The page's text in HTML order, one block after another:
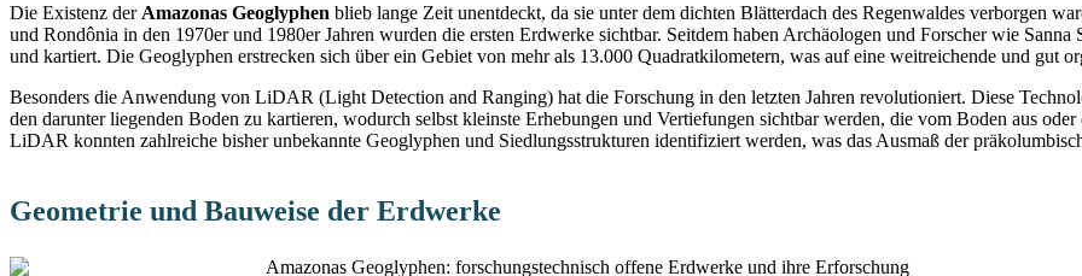
Die Existenz der Amazonas Geoglyphen blieb lange Zeit unentdeckt, da sie unter dem dichten Blätterdach des Regenwaldes verborgen
und Rondônia in den 1970er und 1980er Jahren wurden die ersten Erdwerke sichtbar. Seitdem haben Archäologen und Forscher wie
und kartiert. Die Geoglyphen erstrecken sich über ein Gebiet von mehr als 13.000 Quadratkilometern, was auf eine weitreichende und gut
Besonders die Anwendung von LiDAR (Light Detection and Ranging) hat die Forschung in den letzten Jahren revolutioniert. Diese
den darunter liegenden Boden zu kartieren, wodurch selbst kleinste Erhebungen und Vertiefungen sichtbar werden, die vom Boden aus
LiDAR konnten zahlreiche bisher unbekannte Geoglyphen und Siedlungsstrukturen identifiziert werden, was das Ausmaß der
Geometrie und Bauweise der Erdwerke